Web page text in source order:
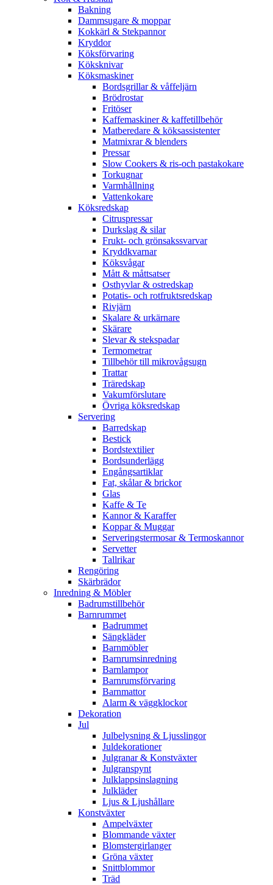
Bakning
Dammsugare & moppar
Kokkärl & Stekpannor
Kryddor
Köksförvaring
Köksknivar
Köksmaskiner
Bordsgrillar & våffeljärn
Brödrostar
Fritöser
Kaffemaskiner & kaffetillbehör
Matberedare & köksassistenter
Matmixrar & blenders
Pressar
Slow Cookers & ris-och pastakokare
Torkugnar
Varmhållning
Vattenkokare
Köksredskap
Citruspressar
Durkslag & silar
Frukt- och grönsakssvarvar
Kryddkvarnar
Köksvågar
Mått & måttsatser
Osthyvlar & ostredskap
Potatis- och rotfruktsredskap
Rivjärn
Skalare & urkärnare
Skärare
Slevar & stekspadar
Termometrar
Tillbehör till mikrovågsugn
Trattar
Träredskap
Vakumförslutare
Övriga köksredskap
Servering
Barredskap
Bestick
Bordstextilier
Bordsunderlägg
Engångsartiklar
Fat, skålar & brickor
Glas
Kaffe & Te
Kannor & Karaffer
Koppar & Muggar
Serveringstermosar & Termoskannor
Servetter
Tallrikar
Rengöring
Skärbrädor
Inredning & Möbler
Badrumstillbehör
Barnrummet
Badrummet
Sängkläder
Barnmöbler
Barnrumsinredning
Barnlampor
Barnrumsförvaring
Barnmattor
Alarm & väggklockor
Dekoration
Jul
Julbelysning & Ljusslingor
Juldekorationer
Julgranar & Konstväxter
Julgranspynt
Julklappsinslagning
Julkläder
Ljus & Ljushållare
Konstväxter
Ampelväxter
Blommande växter
Blomstergirlanger
Gröna växter
Snittblommor
Träd